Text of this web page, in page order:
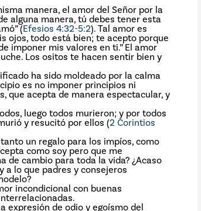
manera, el amor del Señor por la
alguna manera, tú debes tener esta
(Efesios 4:32-5:2). Tal amor es
ojos, todo está bien; te acepto porque
imponer mis valores en ti.” El amor
Los ositos te hacen sentir bien y
ha sido moldeado por la calma
es no imponer principios ni
que acepta de manera espectacular, y
luego todos murieron; y por todos
y resucitó por ellos (2 Corintios
un regalo para los impíos, como
como soy pero que me
de cambio para toda la vida? ¿Acaso
a lo que padres y consejeros
incondicional con buenas
expresión de odio y egoísmo del